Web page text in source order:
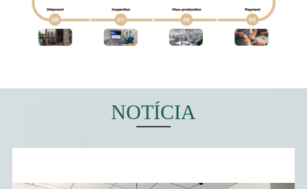
Nossa visão: Tornar-nos um parceiro estratégico de marcas
globais de relógios e uma empresa centenária! Nossos valores:
NOTÍCIA